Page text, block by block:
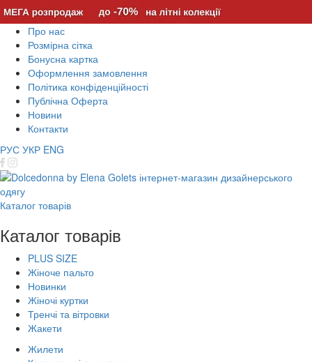
Про нас
Розмірна сітка
Бонусна картка
Оформлення замовлення
Політика конфіденційності
Публічна Оферта
Новини
Контакти
РУС УКР ENG
Каталог товарів
Каталог товарів
PLUS SIZE
Жіноче пальто
Новинки
Жіночі куртки
Тренчі та вітровки
Жакети
Жилети